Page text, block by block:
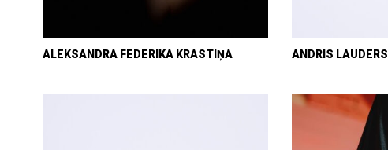
ALEKSANDRA FEDERIKA KRASTIŅA ANDRIS LAUDERS